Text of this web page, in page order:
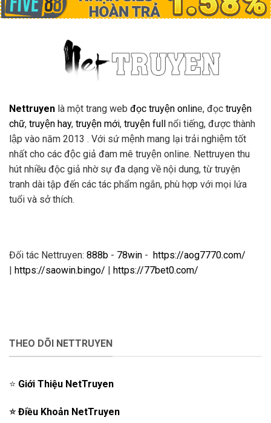
Nettruyen là một trang web đọc truyện online, đọc truyện
chữ, truyện hay, truyện mới, truyện full
nổi tiếng, được thành
lập vào năm 2013 . Với sứ mệnh mang lại trải nghiệm tốt
nhất cho các độc giả đam mê truyện online. Nettruyen thu
hút nhiều độc giả nhờ sự đa dạng về nội dung, từ truyện
tranh dài tập đến các tác phẩm ngắn, phù hợp với mọi lứa
tuổi và sở thích.
Đối tác Nettruyen: 888b - 78win - https://aog7770.com/
| https://saowin.bingo/ | https://77bet0.com/
THEO DÕI NETTRUYEN
⭐️ Giới Thiệu NetTruyen
⭐️Điều Khoản NetTruyen